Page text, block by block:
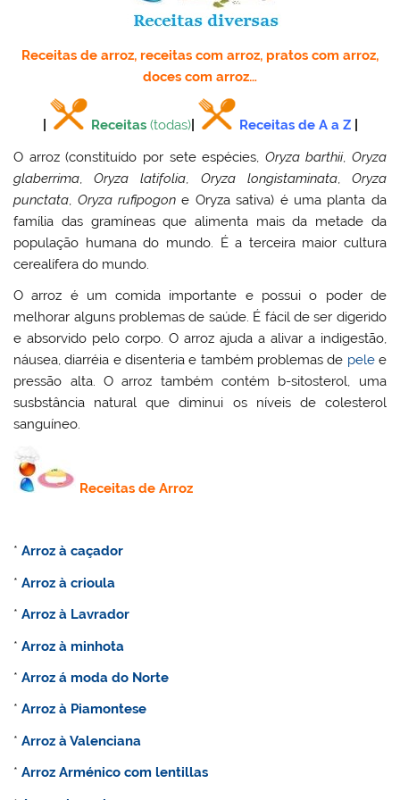
Receitas de arroz, receitas com arroz, pratos com arroz,
doces com arroz…
Receitas (todas)| Receitas de A a Z|
O arroz(constituído por sete espécies, Oryza barthii, Oryza
glaberrima,Oryza latifolia, Oryza longistaminata, Oryza
punctata, Oryza rufipogon e Oryza sativa) é uma planta da
família das gramíneas que alimenta mais da metade da
população humana do mundo. É a terceira maior cultura
cerealífera do mundo.
O arroz é um comida importante e possui o poder de
melhorar alguns problemas de saúde. É fácil de ser digerido
e absorvido pelo corpo. O arroz ajuda a alivar a indigestão,
náusea, diarréia e disenteria e também problemas de pelee
pressão alta. O arroz também contém b-sitosterol, uma
susbstância natural que diminui os níveis de colesterol
sanguíneo.
Receitas de Arroz
*Arroz à caçador
*Arroz à crioula
*Arroz à Lavrador
*Arroz à minhota
*Arroz á moda do Norte
*Arroz à Piamontese
*Arroz à Valenciana
*Arroz Arménico com lentillas